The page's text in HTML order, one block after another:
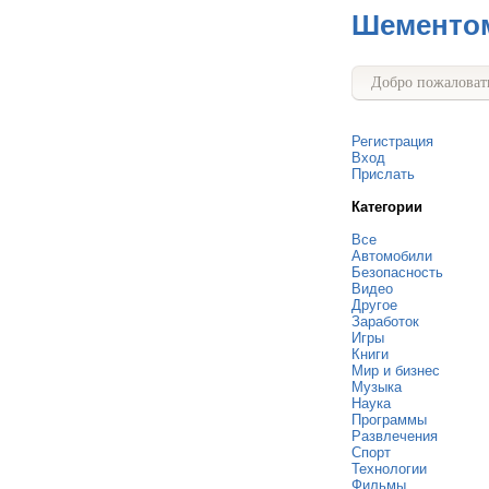
Добро
Регистрация
Вход
Прислать
Категории
Все
Автомобили
Безопасность
Видео
Другое
Заработок
Игры
Книги
Мир и бизнес
Музыка
Наука
Программы
Развлечения
Спорт
Технологии
Фильмы